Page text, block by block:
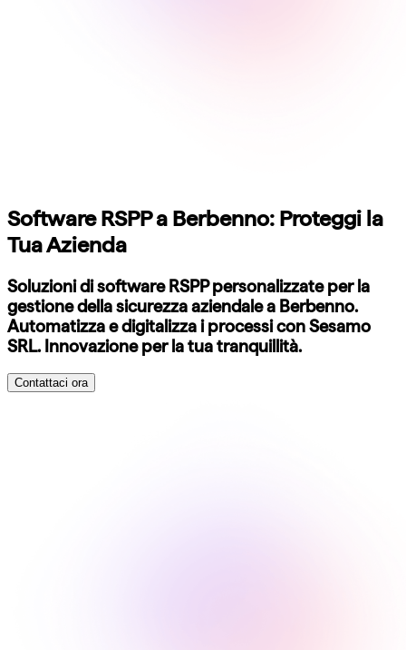
Software RSPP a Berbenno: Proteggi la
Tua Azienda
Soluzioni di software RSPP personalizzate per la
gestione della sicurezza aziendale a Berbenno.
Automatizza e digitalizza i processi con Sesamo
SRL. Innovazione per la tua tranquillità.
Contattaci ora